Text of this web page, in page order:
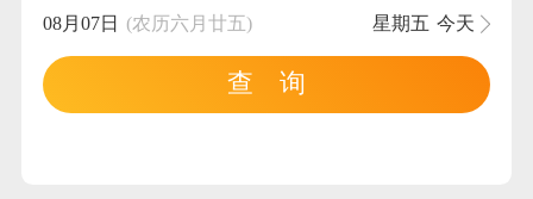
08月07日 (农历六月廿五) 星期五 今天
查 询